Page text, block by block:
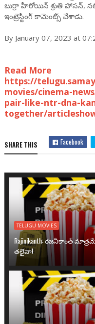
బుర్రా హీరోయిన్ శ్రుతి హాసన్,
ఇంట్రెస్టింగ్ కామెంట్స్ చేశాడు.
By January 07, 2023 at
Read More
https://
movies/cinema-
pair-like-ntr-dna-
together/
SHARE THIS Facebook
TELUGU MOVIES
Rajinikanth: రజనీకాంత్
తలైవా!